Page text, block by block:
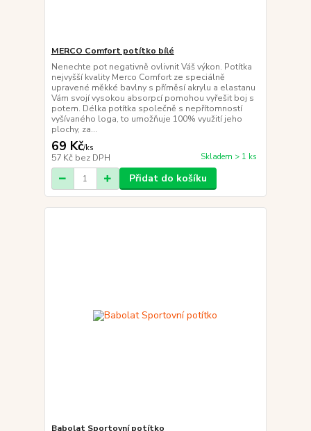
MERCO Comfort potítko bílé
Nenechte pot negativně ovlivnit Váš výkon. Potítka
nejvyšší kvality Merco Comfort ze speciálně
upravené měkké bavlny s příměsí akrylu a elastanu
Vám svojí vysokou absorpcí pomohou vyřešit boj s
potem. Délka potítka společně s nepřítomností
vyšívaného loga, to umožňuje 100% využití jeho
plochy, za...
69 Kč/ks
57 Kč bez DPH Skladem > 1 ks
Přidat do košíku
Babolat Sportovní potítko